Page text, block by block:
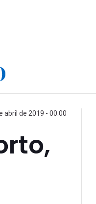
abril de 2019 - 00:00